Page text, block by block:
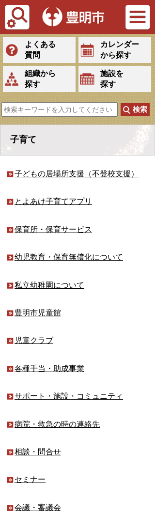
Tiếng Việt
よくある
質問
カレンダー
から探す
組織から
探す
施設を
探す
子育て
子どもの居場所支援（不登校支援）
とよあけ子育てアプリ
保育所・保育サービス
幼児教育・保育無償化について
私立幼稚園について
豊明市児童館
児童クラブ
各種手当・助成事業
サポート・施設・コミュニティ
病院・救急の時の連絡先
相談・問合せ
セミナー
会議・審議会